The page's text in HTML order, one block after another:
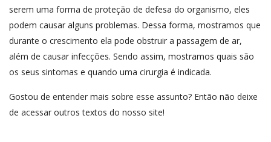
serem uma forma de proteção de defesa do organismo, eles
podem causar alguns problemas. Dessa forma, mostramos que
durante o crescimento ela pode obstruir a passagem de ar,
além de causar infecções. Sendo assim, mostramos quais são
os seus sintomas e quando uma cirurgia é indicada.
Gostou de entender mais sobre esse assunto? Então não deixe
de acessar outros textos do nosso site!